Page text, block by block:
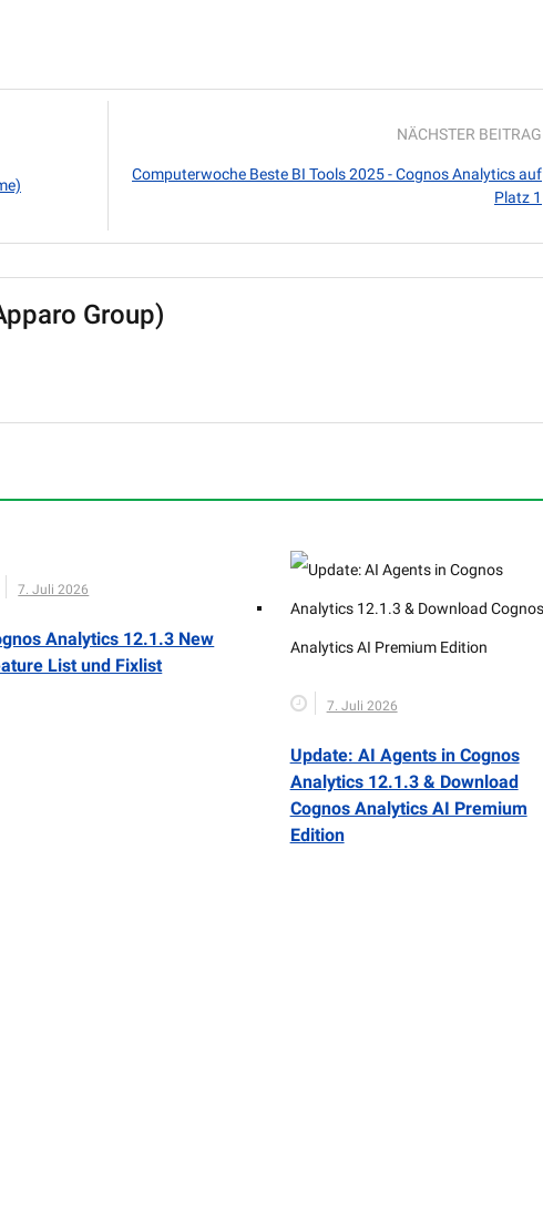
NÄCHSTER BEITRAG
Computerwoche Beste BI Tools 2025 - Cognos Analytics auf
Platz 1
Group)
7. Juli 2026
Analytics 12.1.3 New
List und Fixlist
7. Juli 2026
Update: AI Agents in Cognos
Analytics 12.1.3 & Download
Cognos Analytics AI Premium
Edition